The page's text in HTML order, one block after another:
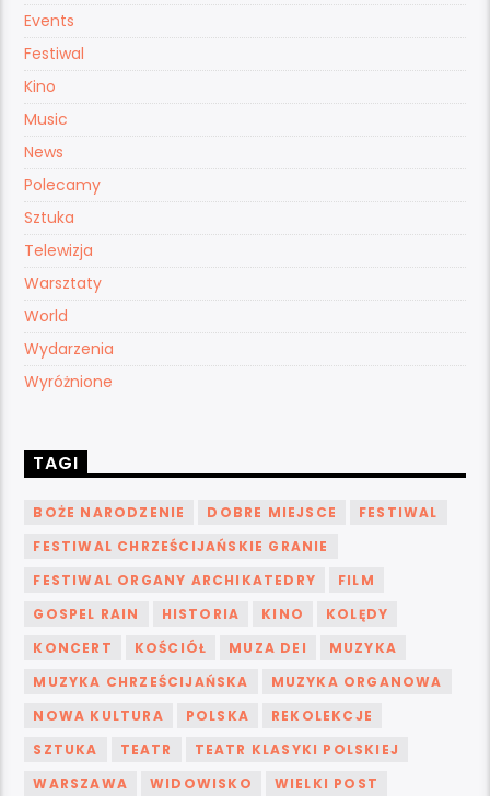
Events
Festiwal
Kino
Music
News
Polecamy
Sztuka
Telewizja
Warsztaty
World
Wydarzenia
Wyróżnione
TAGI
BOŻE NARODZENIE DOBRE MIEJSCE
FESTIWAL
FESTIWAL CHRZEŚCIJAŃSKIE GRANIE
FESTIWAL ORGANY ARCHIKATEDRY
FILM
GOSPEL RAIN
HISTORIA KINO
KOLĘDY
KONCERT
KOŚCIÓŁ MUZA DEI
MUZYKA
MUZYKA CHRZEŚCIJAŃSKA
MUZYKA ORGANOWA
NOWA KULTURA
POLSKA
REKOLEKCJE
SZTUKA
TEATR
TEATR KLASYKI POLSKIEJ
WARSZAWA
WIDOWISKO
WIELKI POST